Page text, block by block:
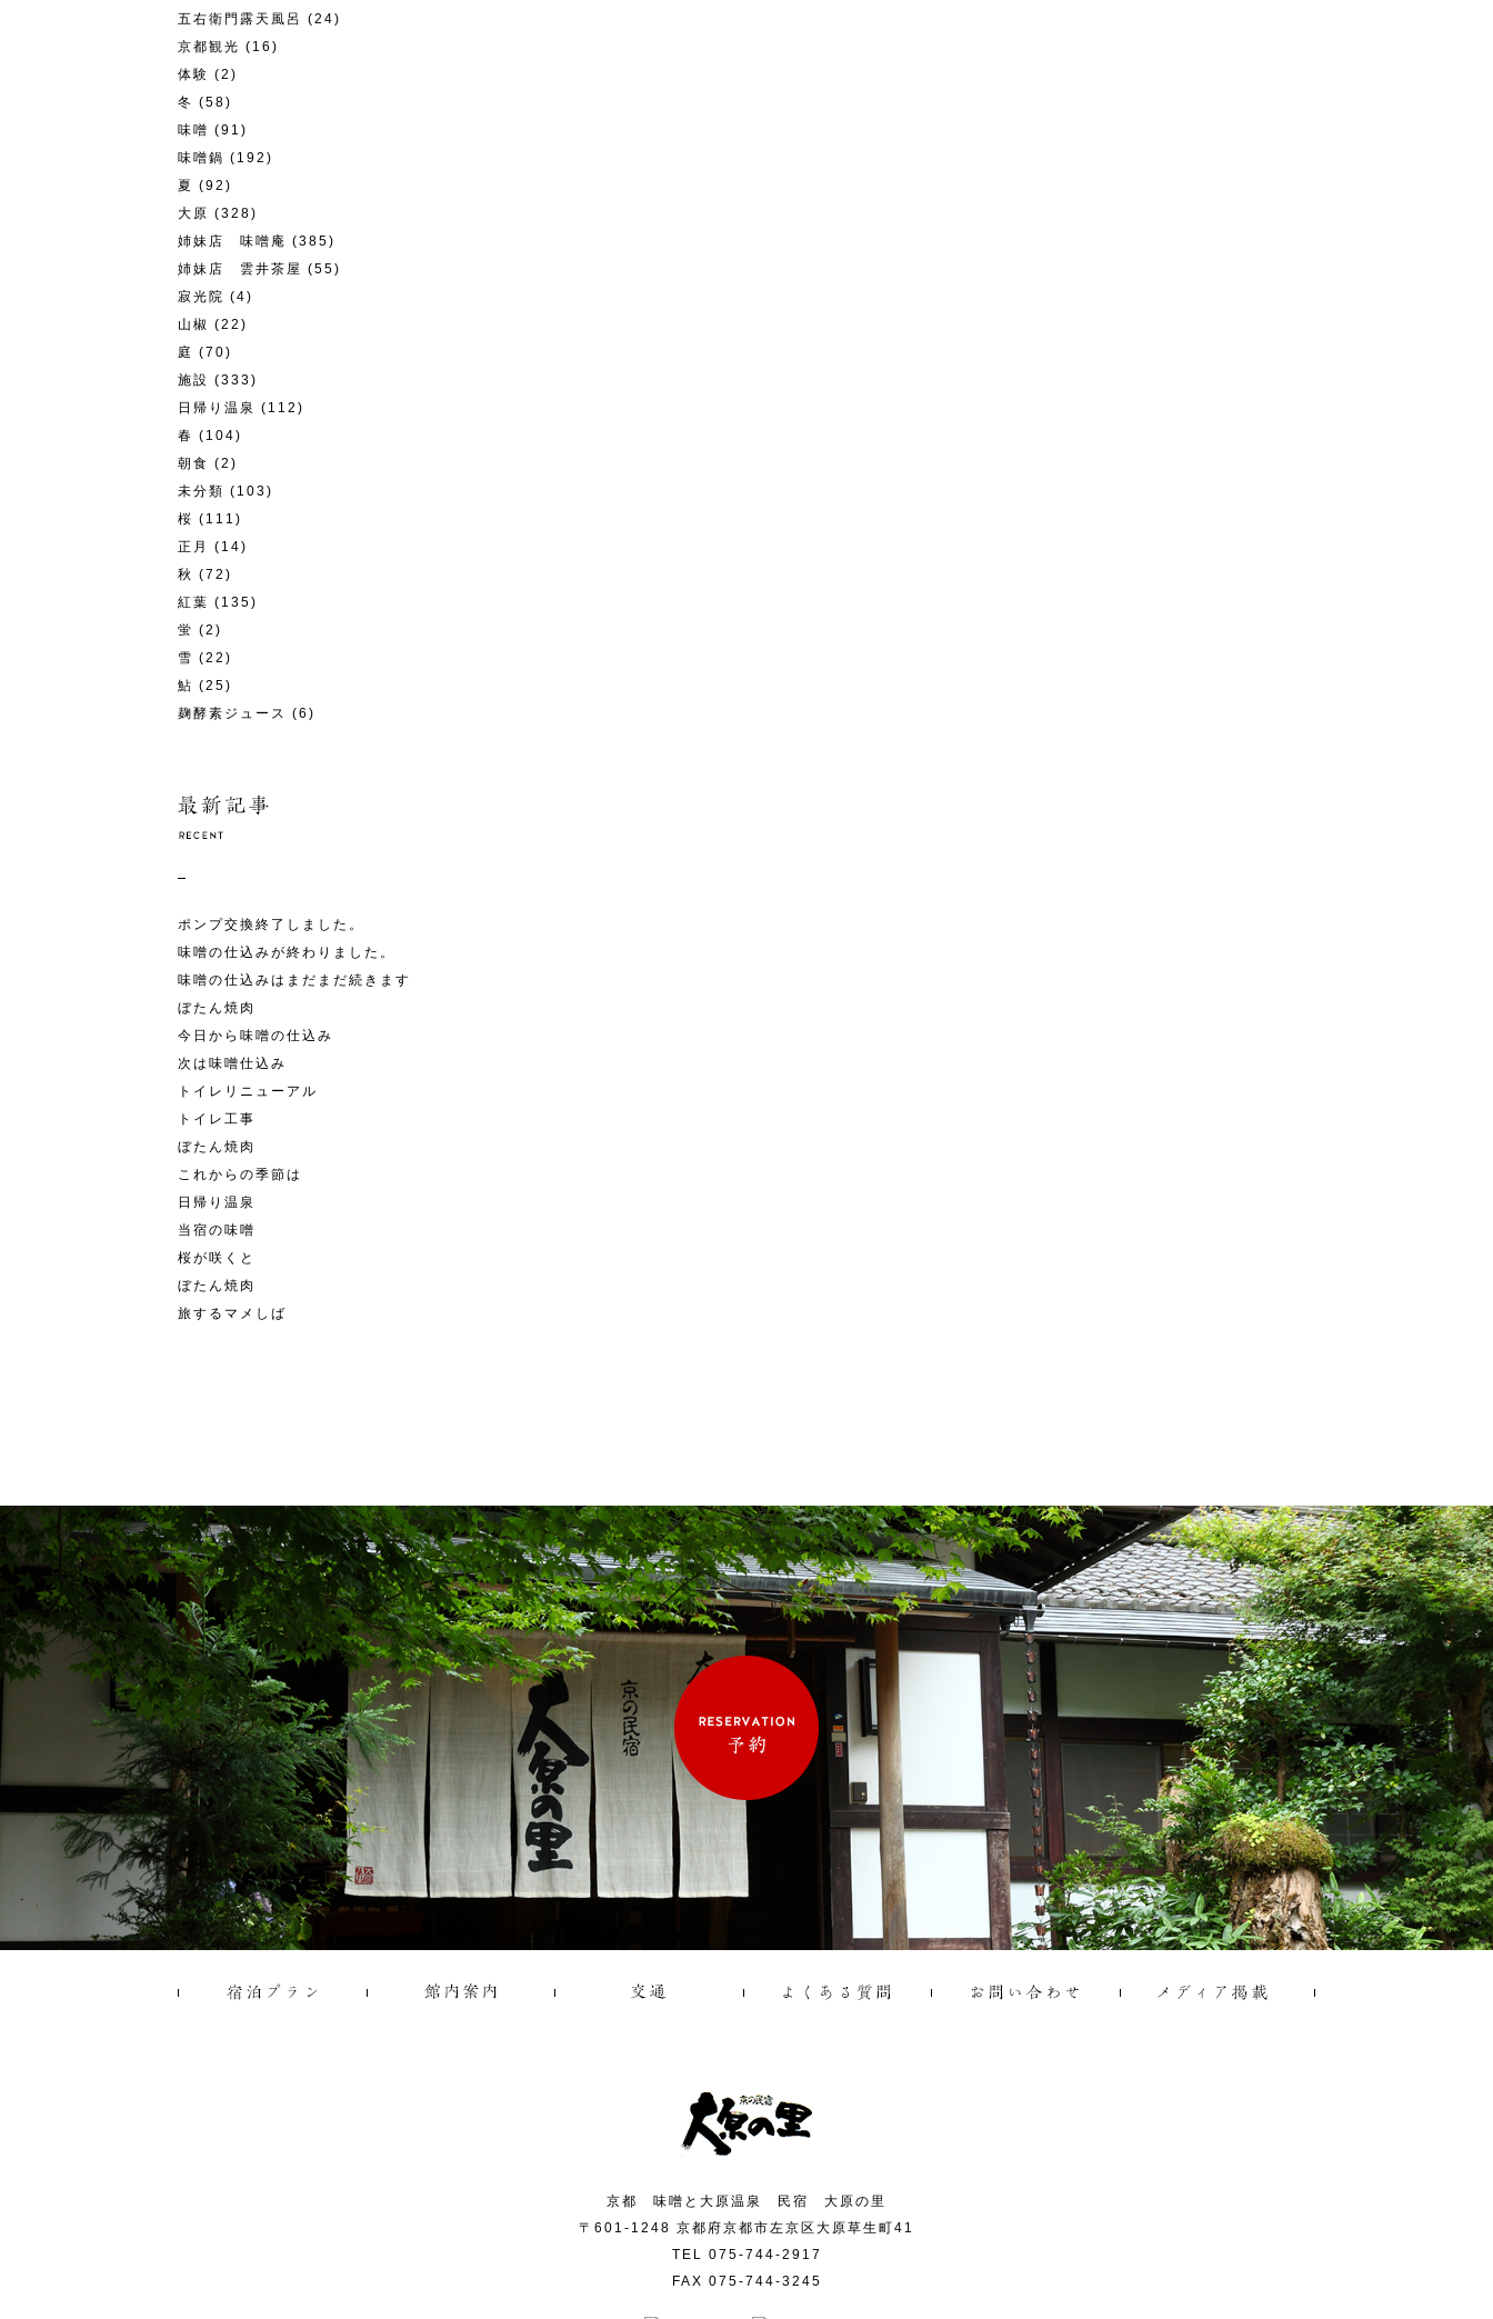
五右衛門露天風呂 (24)
京都観光 (16)
体験 (2)
冬 (58)
味噌 (91)
味噌鍋 (192)
夏 (92)
大原 (328)
姉妹店 味噌庵 (385)
姉妹店 雲井茶屋 (55)
寂光院 (4)
山椒 (22)
庭 (70)
施設 (333)
日帰り温泉 (112)
春 (104)
朝食 (2)
未分類 (103)
桜 (111)
正月
(14)
秋 (72)
紅葉 (135)
蛍 (2)
雪 (22)
鮎 (25)
麹酵素ジュース (6)
ポンプ交換終了しました。
味噌の仕込みが終わりました。
味噌の仕込みはまだまだ続きます
ぼたん焼肉
今日から味噌の仕込み
次は味噌仕込み
トイレリニューアル
トイレ工事
ぼたん焼肉
これからの季節は
日帰り温泉
当宿の味噌
桜が咲くと
ぼたん焼肉
旅するマメしば
京都 味噌と大原温泉 民宿 大原の里
〒601-1248 京都府京都市左京区大原草生町41
TEL 075-744-2917
FAX 075-744-3245